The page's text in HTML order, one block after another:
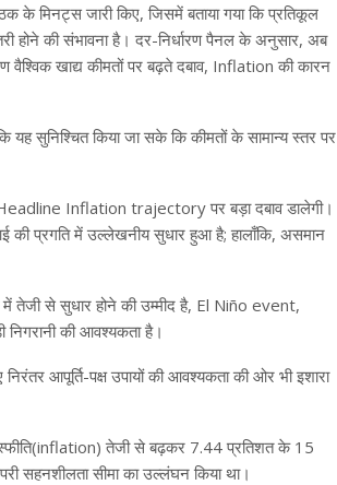
के मिनट्स जारी किए, जिसमें बताया गया कि प्रतिकूल
होने की संभावना है। दर-निर्धारण पैनल के अनुसार, अब
खाद्य कीमतों पर बढ़ते दबाव, Inflation की कारन
यह सुनिश्चित किया जा सके कि कीमतों के सामान्य स्तर पर
Headline Inflation trajectory पर बड़ा दबाव डालेगी।
प्रगति में उल्लेखनीय सुधार हुआ है; हालाँकि, असमान
तेजी से सुधार होने की उम्मीद है, El Niño event,
की आवश्यकता है।
आपूर्ति-पक्ष उपायों की आवश्यकता की ओर भी इशारा
तेजी से बढ़कर 7.44 प्रतिशत के 15
सहनशीलता सीमा का उल्लंघन किया था।